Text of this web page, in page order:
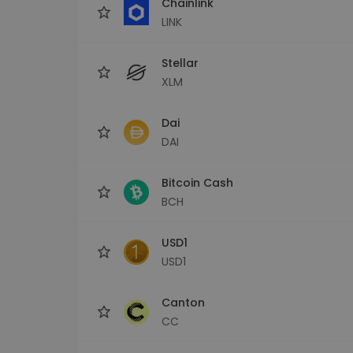
LINK
Stellar
XLM
Dai
DAI
Bitcoin Cash
BCH
USD1
USD1
Canton
CC